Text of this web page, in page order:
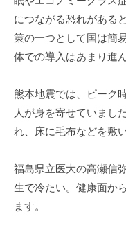
につながる恐れがある
策の一つとして国は簡
体での導入はあまり進
熊本地震では、ピーク
人が身を寄せていまし
れ、床に毛布などを敷
福島県立医大の高瀬信
生で冷たい。健康面か
ます。